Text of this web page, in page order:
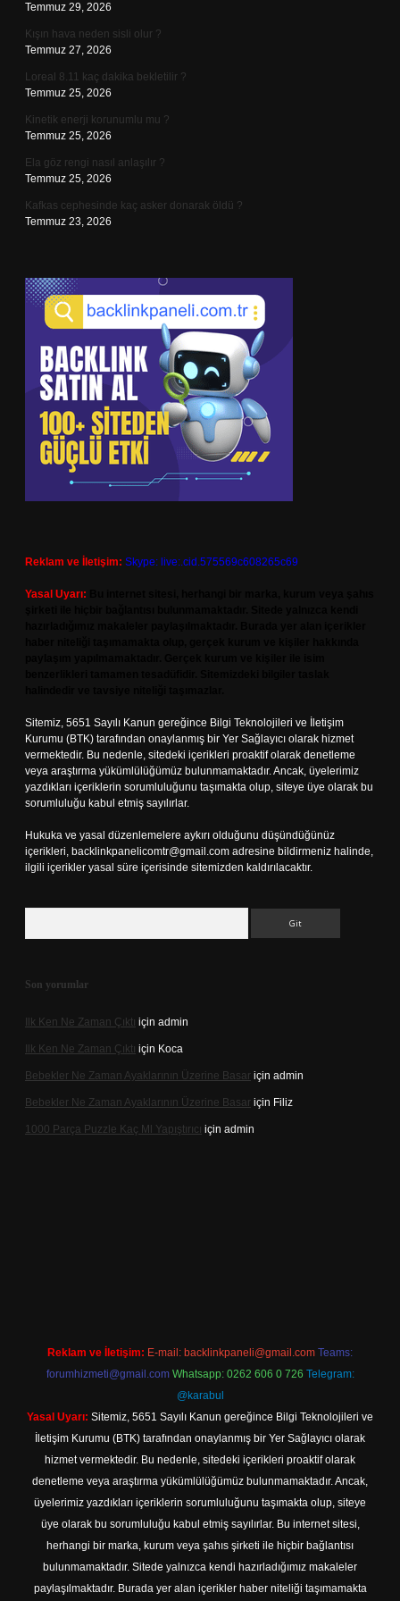
Temmuz 29, 2026
Kışın hava neden sisli olur ?
Temmuz 27, 2026
Loreal 8.11 kaç dakika bekletilir ?
Temmuz 25, 2026
Kinetik enerji korunumlu mu ?
Temmuz 25, 2026
Ela göz rengi nasıl anlaşılır ?
Temmuz 25, 2026
Kafkas cephesinde kaç asker donarak öldü ?
Temmuz 23, 2026
Reklam ve İletişim: Skype: live:.cid.575569c608265c69
Yasal Uyarı:
Sitemiz, 5651 Sayılı Kanun gereğince Bilgi Teknolojileri ve İletişim
Kurumu (BTK) tarafından onaylanmış bir Yer Sağlayıcı olarak hizmet
vermektedir. Bu nedenle, sitedeki içerikleri proaktif olarak denetleme
veya araştırma yükümlülüğümüz bulunmamaktadır. Ancak, üyelerimiz
yazdıkları içeriklerin sorumluluğunu taşımakta olup, siteye üye olarak bu
sorumluluğu kabul etmiş sayılırlar.
Hukuka ve yasal düzenlemelere aykırı olduğunu düşündüğünüz
içerikleri, backlinkpanelicomtr@gmail.com adresine bildirmeniz halinde,
ilgili içerikler yasal süre içerisinde sitemizden kaldırılacaktır.
Son yorumlar
Ilk Ken Ne Zaman Çıktı için admin
Ilk Ken Ne Zaman Çıktı için Koca
Bebekler Ne Zaman Ayaklarının Üzerine Basar için admin
Bebekler Ne Zaman Ayaklarının Üzerine Basar için Filiz
1000 Parça Puzzle Kaç Ml Yapıştırıcı için admin
Reklam ve İletişim: E-mail: backlinkpaneli@gmail.com Teams:
forumhizmeti@gmail.com Whatsapp: 0262 606 0 726 Telegram:
@karabul
Yasal Uyarı: Sitemiz, 5651 Sayılı Kanun gereğince Bilgi Teknolojileri ve
İletişim Kurumu (BTK) tarafından onaylanmış bir Yer Sağlayıcı olarak
hizmet vermektedir. Bu nedenle, sitedeki içerikleri proaktif olarak
denetleme veya araştırma yükümlülüğümüz bulunmamaktadır. Ancak,
üyelerimiz yazdıkları içeriklerin sorumluluğunu taşımakta olup, siteye
üye olarak bu sorumluluğu kabul etmiş sayılırlar. Bu internet sitesi,
herhangi bir marka, kurum veya şahıs şirketi ile hiçbir bağlantısı
bulunmamaktadır. Sitede yalnızca kendi hazırladığımız makaleler
paylaşılmaktadır. Burada yer alan içerikler haber niteliği taşımamakta